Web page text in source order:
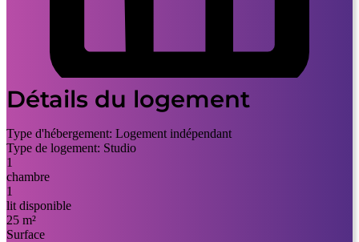
Détails du logement
Type d'hébergement: Logement indépendant
Type de logement: Studio
1
chambre
1
lit disponible
25 m²
Surface